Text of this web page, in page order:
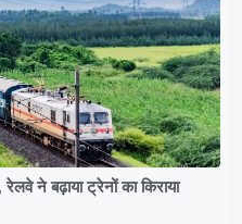
ने बढ़ाया ट्रेनों का किराया